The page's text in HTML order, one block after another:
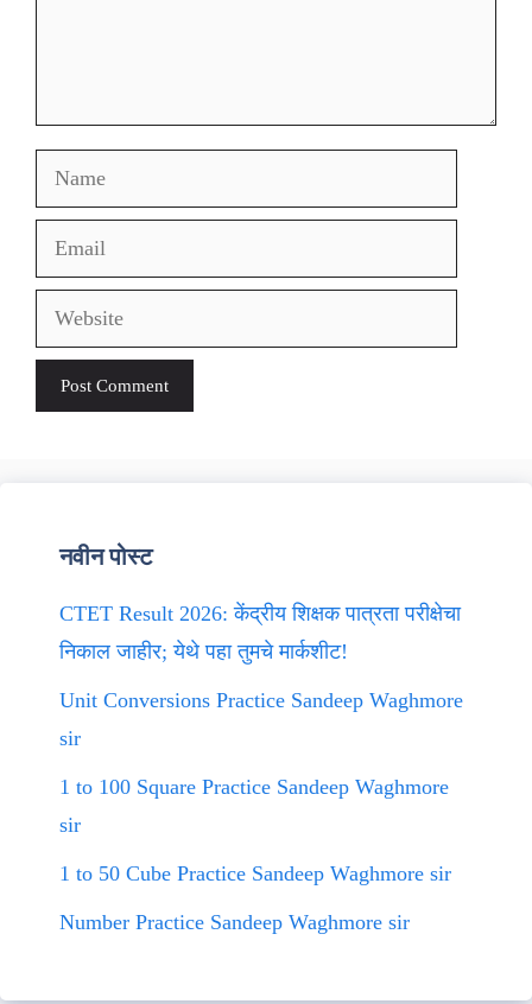
Name
Email
Website
नवीन पोस्ट
CTET Result 2026: केंद्रीय शिक्षक पात्रता परीक्षेचा
निकाल जाहीर; येथे पहा तुमचे मार्कशीट!
Unit Conversions Practice Sandeep Waghmore
sir
1 to 100 Square Practice Sandeep Waghmore
sir
1 to 50 Cube Practice Sandeep Waghmore sir
Number Practice Sandeep Waghmore sir